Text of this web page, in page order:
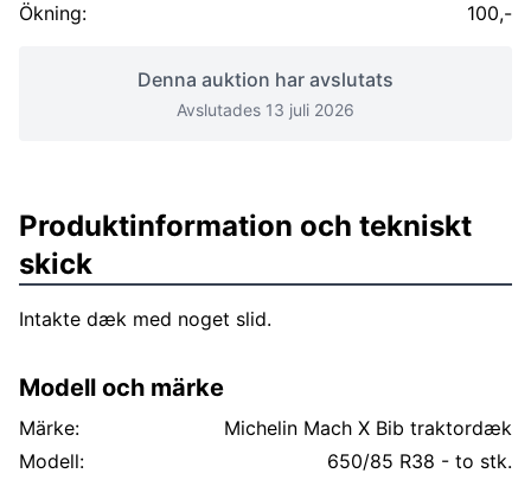
Ökning:
100,-
Denna auktion har avslutats
Avslutades 13 juli 2026
Produktinformation och tekniskt
skick
Intakte dæk med noget slid.
Modell och märke
Märke:
Michelin Mach X Bib traktordæk
Modell:
650/85 R38 - to stk.